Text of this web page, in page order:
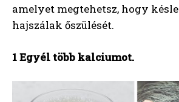
amelyet megtehetsz, hogy
hajszálak őszülését.
1 Egyél több kalciumot.